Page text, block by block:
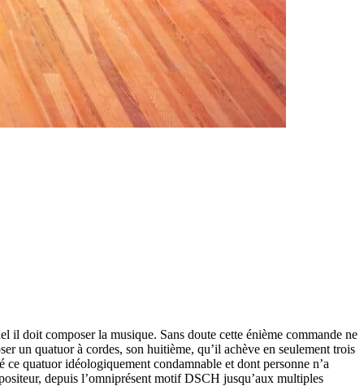
il doit composer la musique. Sans doute cette énième commande ne
un quatuor à cordes, son huitième, qu’il achève en seulement trois
quatuor idéologiquement condamnable et dont personne n’a
depuis l’omniprésent motif DSCH jusqu’aux multiples